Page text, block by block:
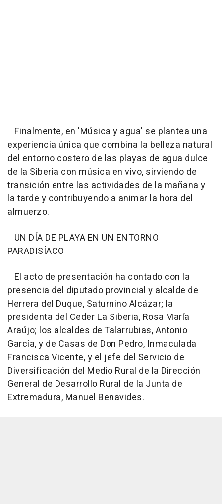
Finalmente, en 'Música y agua' se plantea una
experiencia única que combina la belleza natural
del entorno costero de las playas de agua dulce
de la Siberia con música en vivo, sirviendo de
transición entre las actividades de la mañana y
la tarde y contribuyendo a animar la hora del
almuerzo.
UN DÍA DE PLAYA EN UN ENTORNO
PARADISÍACO
El acto de presentación ha contado con la
presencia del diputado provincial y alcalde de
Herrera del Duque, Saturnino Alcázar; la
presidenta del Ceder La Siberia, Rosa María
Araújo; los alcaldes de Talarrubias, Antonio
García, y de Casas de Don Pedro, Inmaculada
Francisca Vicente, y el jefe del Servicio de
Diversificación del Medio Rural de la Dirección
General de Desarrollo Rural de la Junta de
Extremadura, Manuel Benavides.